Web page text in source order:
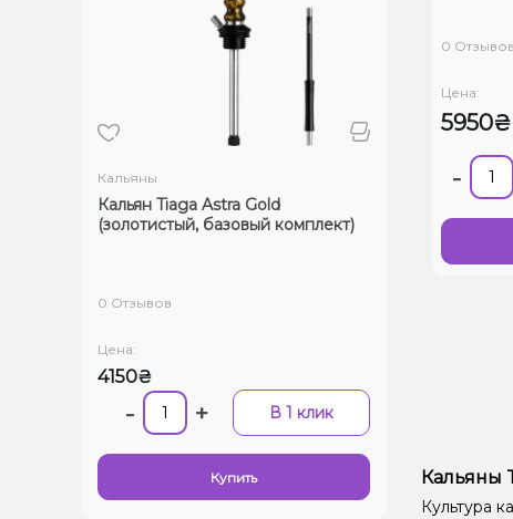
Кальяны
Кальян Tiaga Astra Gold
(золотистый, базовый комплект)
0 Отзывов
Цена:
4150₴
- + В 1 клик
Купить
0 Отзывов
Цена:
5950₴
-
Кальяны
Культура